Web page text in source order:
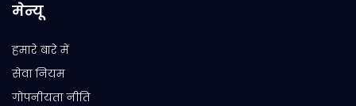
मेन्यू
हमारे बारे में
सेवा नियम
गोपनीयता नीति